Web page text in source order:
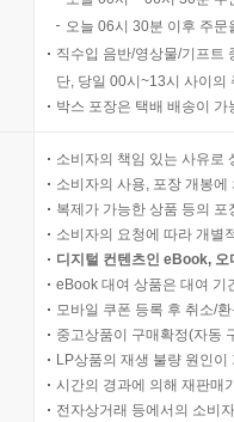
오늘 06시 30분 이후 주
직수입 음반/영상물/기프트
단, 당일 00시~13시 사이의
박스 포장은 택배 배송이
소비자의 책임 있는 사유로
소비자의 사용, 포장 개봉
복제가 가능한 상품 등의
소비자의 요청에 따라 개별
디지털 컨텐츠인 eBook,
eBook 대여 상품은 대여 기
모바일 쿠폰 등록 후 취소/
중고상품이 구매확정(자동
LP상품의 재생 불량 원인
시간의 경과에 의해 재판매
전자상거래 등에서의 소비